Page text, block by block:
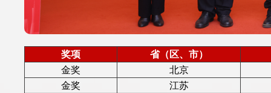
奖项
省（区、市）
金奖
北京
金奖
江苏